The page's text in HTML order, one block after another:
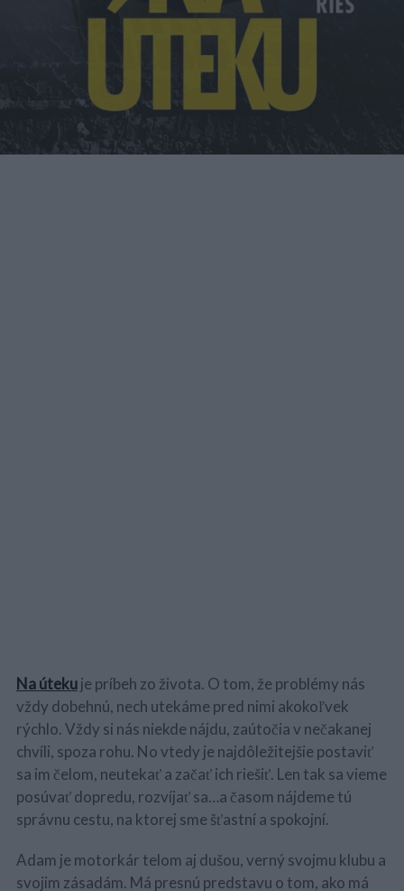
Na útekuje príbeh zo života. O tom, že problémy nás
vždy dobehnú, nech utekáme pred nimi akokoľvek
rýchlo. Vždy si nás niekde nájdu, zaútočia v nečakanej
chvíli, spoza rohu. No vtedy je najdôležitejšie postaviť
sa im čelom, neutekať a začať ich riešiť. Len tak sa vieme
posúvať dopredu, rozvíjať sa…a časom nájdeme tú
správnu cestu, na ktorej sme šťastní a spokojní.
Adam je motorkár telom aj dušou, verný svojmu klubu a
svojim zásadám. Má presnú predstavu o tom, ako má